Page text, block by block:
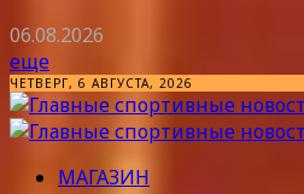
06.08.2026
еще
ЧЕТВЕРГ, 6 АВГУСТА, 2026
МАГАЗИН